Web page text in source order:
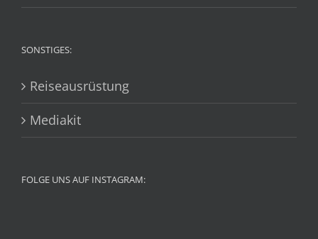
SONSTIGES:
Reiseausrüstung
Mediakit
FOLGE UNS AUF INSTAGRAM: